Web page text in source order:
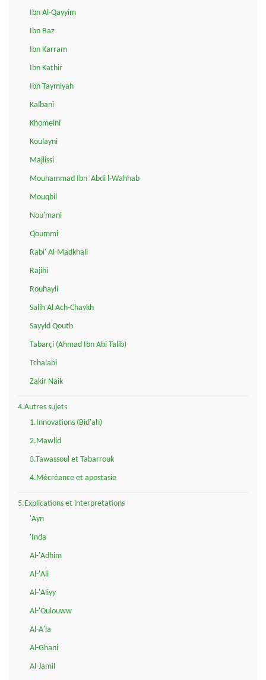
Ibn Al-Qayyim
Ibn Baz
Ibn Karram
Ibn Kathir
Ibn Taymiyah
Kalbani
Khomeini
Koulayni
Majlissi
Mouhammad Ibn 'Abdi l-Wahhab
Mouqbil
Nou'mani
Qoummi
Rabi' Al-Madkhali
Rajihi
Rouhayli
Salih Al Ach-Chaykh
Sayyid Qoutb
Tabarçi (Ahmad Ibn Abi Talib)
Tchalabi
Zakir Naik
4.Autres sujets
1.Innovations (Bid'ah)
2.Mawlid
3.Tawassoul et Tabarrouk
4.Mécréance et apostasie
5.Explications et interpretations
'Ayn
'Inda
Al-'Adhim
Al-'Ali
Al-'Aliyy
Al-'Oulouww
Al-A'la
Al-Ghani
Al-Jamil